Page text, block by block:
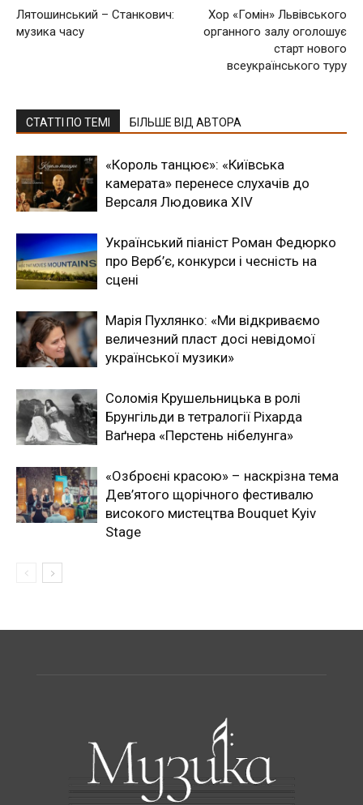
Лятошинський – Станкович:
музика часу
Хор «Гомін» Львівського
органного залу оголошує
старт нового
всеукраїнського туру
СТАТТІ ПО ТЕМІ БІЛЬШЕ ВІД АВТОРА
«Король танцює»: «Київська
камерата» перенесе слухачів до
Версаля Людовика XIV
Український піаніст Роман Федюрко
про Верб’є, конкурси і чесність на
сцені
Марія Пухлянко: «Ми відкриваємо
величезний пласт досі невідомої
української музики»
Соломія Крушельницька в ролі
Брунгільди в тетралогії Ріхарда
Ваґнера «Перстень нібелунга»
«Озброєні красою» – наскрізна тема
Дев’ятого щорічного фестивалю
високого мистецтва Bouquet Kyiv
Stage